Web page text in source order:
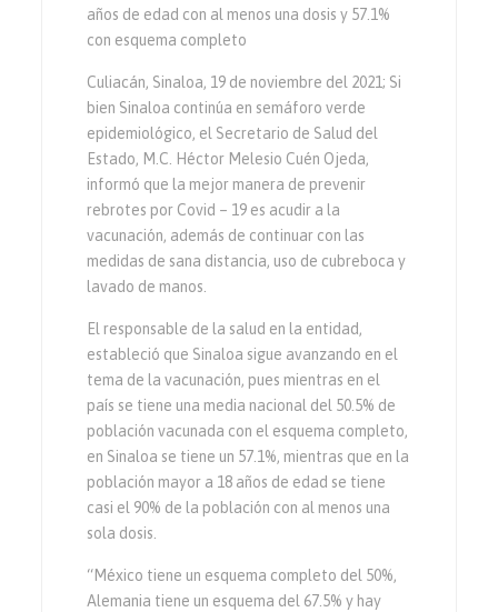
años de edad con al menos una dosis y 57.1%
con esquema completo
Culiacán, Sinaloa, 19 de noviembre del 2021; Si
bien Sinaloa continúa en semáforo verde
epidemiológico, el Secretario de Salud del
Estado, M.C. Héctor Melesio Cuén Ojeda,
informó que la mejor manera de prevenir
rebrotes por Covid – 19 es acudir a la
vacunación, además de continuar con las
medidas de sana distancia, uso de cubreboca y
lavado de manos.
El responsable de la salud en la entidad,
estableció que Sinaloa sigue avanzando en el
tema de la vacunación, pues mientras en el
país se tiene una media nacional del 50.5% de
población vacunada con el esquema completo,
en Sinaloa se tiene un 57.1%, mientras que en la
población mayor a 18 años de edad se tiene
casi el 90% de la población con al menos una
sola dosis.
“México tiene un esquema completo del 50%,
Alemania tiene un esquema del 67.5% y hay